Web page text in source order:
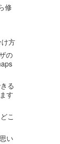
修
方
の
る
す
こ
い